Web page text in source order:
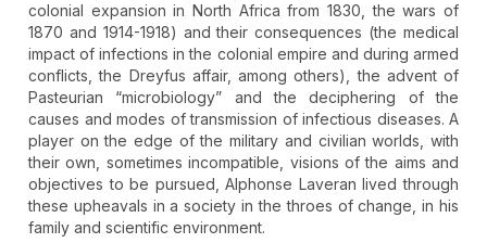
colonial expansion in North Africa from 1830, the wars of
1870 and 1914-1918) and their consequences (the medical
impact of infections in the colonial empire and during armed
conflicts, the Dreyfus affair, among others), the advent of
Pasteurian “microbiology” and the deciphering of the
causes and modes of transmission of infectious diseases. A
player on the edge of the military and civilian worlds, with
their own, sometimes incompatible, visions of the aims and
objectives to be pursued, Alphonse Laveran lived through
these upheavals in a society in the throes of change, in his
family and scientific environment.